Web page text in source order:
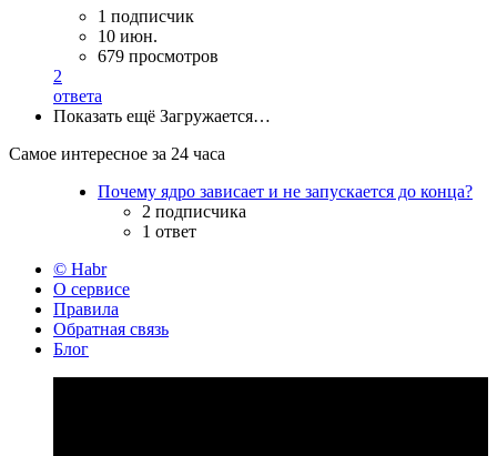
1 подписчик
10 июн.
679 просмотров
2
ответа
Показать ещё Загружается…
Самое интересное за 24 часа
Почему ядро зависает и не запускается до конца?
2 подписчика
1 ответ
© Habr
О сервисе
Правила
Обратная связь
Блог